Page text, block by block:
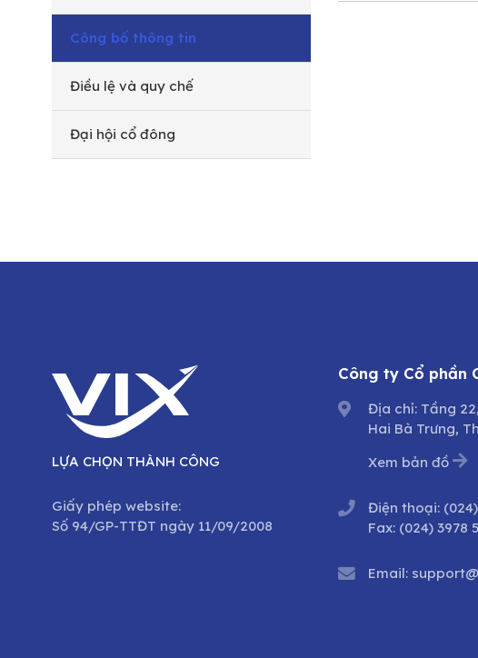
Công bố thông tin
Điều lệ và quy chế
Đại hội cổ đông
LỰA CHỌN THÀNH CÔNG
Giấy phép website:
Số 94/GP-TTĐT ngày 11/09/2008
Công ty Cổ phần
Địa chỉ: Tầng
Hai Bà Trưng,
Xem bản đồ
Điện thoại:
Fax: (024) 3978
Email: